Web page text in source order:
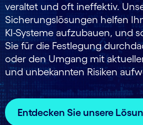
veraltet und oft ineffektiv.
Sicherungslösungen helfen
KI-Systeme aufzubauen, und
Sie für die Festlegung
oder den Umgang mit
und unbekannten Risiken
Entdecken Sie unsere